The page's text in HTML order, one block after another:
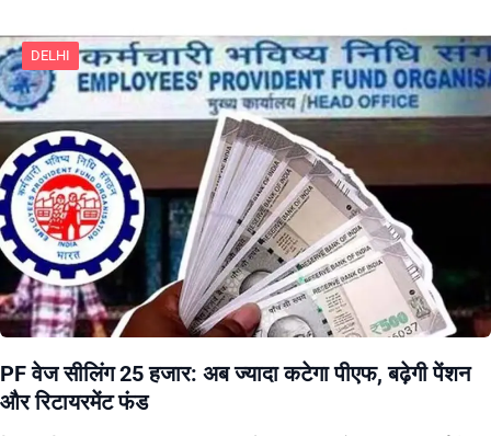
DELHI
PF वेज सीलिंग 25 हजार: अब ज्यादा कटेगा पीएफ, बढ़ेगी पेंशन
और रिटायरमेंट फंड